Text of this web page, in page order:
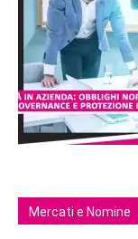
Mercati e Nomine